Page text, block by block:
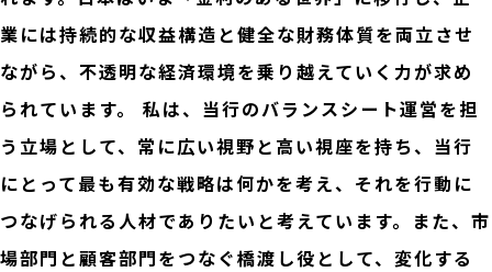
業には持続的な収益構造と健全な財務体質を両立させ
ながら、不透明な経済環境を乗り越えていく力が求め
られています。 私は、当行のバランスシート運営を担
う立場として、常に広い視野と高い視座を持ち、当行
にとって最も有効な戦略は何かを考え、それを行動に
つなげられる人材でありたいと考えています。また、市
場部門と顧客部門をつなぐ橋渡し役として、変化する